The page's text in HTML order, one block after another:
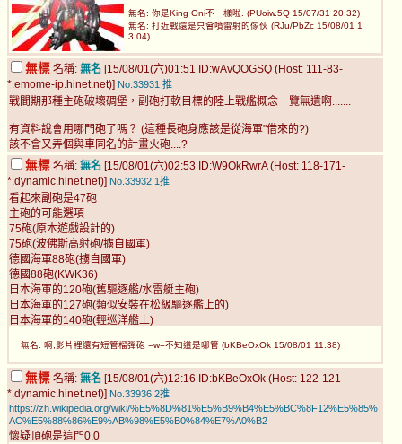
無名: 你是King Oni不一樣啦. (PUoiw.5Q 15/07/31 20:32)
無名: 打近戰還是只會噴雷射的傢伙 (RJu/PbZc 15/08/01 1
3:04)
無標 名稱: 無名 [15/08/01(六)01:51 ID:wAvQOGSQ (Host: 111-83-
*.emome-ip.hinet.net)] No.33931 推
戰間期那種主砲破壞碉堡，副砲打軟目標的陸上戰艦概念一覽無遺啊.......
有資料說會用哪門砲了嗎？ (這種長砲身應該是從海軍"借來的?)
該不會又弄個與車同名的計畫火砲....?
無標 名稱: 無名 [15/08/01(六)02:53 ID:W9OkRwrA (Host: 118-171-
*.dynamic.hinet.net)] No.33932 1推
看起來副砲是47砲
主砲的可能選項
75砲(原本遊戲設計的)
75砲(波佛斯高射砲/擄自國軍)
德國海軍88砲(擄自國軍)
德國88砲(KWK36)
日本海軍的120砲(舊驅逐艦/水雷艇主砲)
日本海軍的127砲(類似安裝在松級驅逐艦上的)
日本海軍的140砲(輕巡洋艦上)
無名: 啊,影片裡還有短管榴彈砲 =w=不知道是哪管 (bKBeOxOk 15/08/01 11:38)
無標 名稱: 無名 [15/08/01(六)12:16 ID:bKBeOxOk (Host: 122-121-
*.dynamic.hinet.net)] No.33936 2推
https://zh.wikipedia.org/wiki/%E5%8D%81%E5%B9%B4%E5%BC%8F12%E5%85%
AC%E5%88%86%E9%AB%98%E5%B0%84%E7%A0%B2
懷疑頂砲是這門0.0